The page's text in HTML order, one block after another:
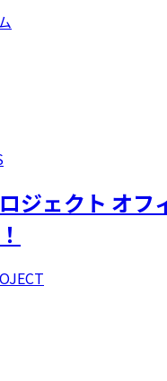
ジェクト オ